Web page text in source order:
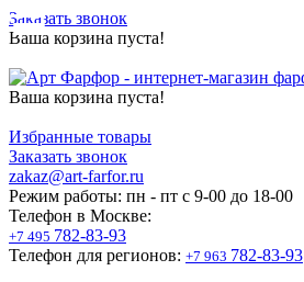
Заказать звонок
Ваша корзина пуста!
Ваша корзина пуста!
Избранные товары
Заказать звонок
zakaz@art-farfor.ru
Режим работы: пн - пт c 9-00 до 18-00
Телефон в Москве:
+7 495 782-83-93
Телефон для регионов: +7 963 782-83-93